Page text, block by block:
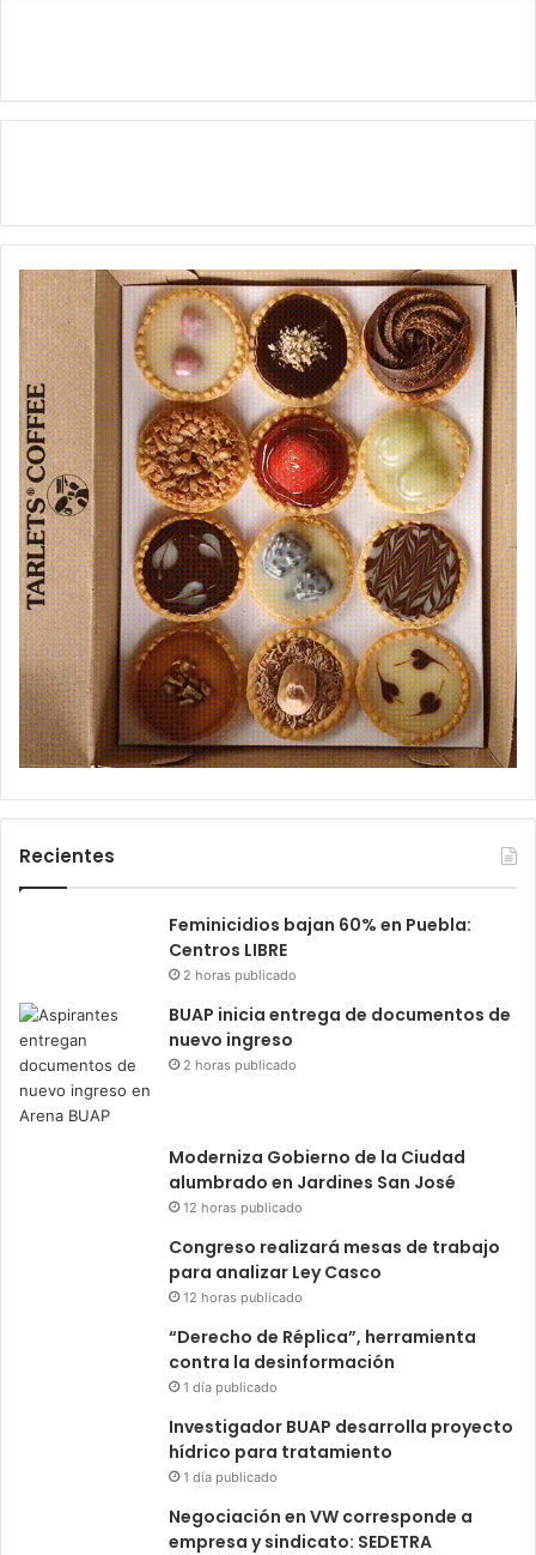
Recientes
Feminicidios bajan 60% en Puebla:
Centros LIBRE
2 horas publicado
BUAP inicia entrega de documentos de
nuevo ingreso
2 horas publicado
Moderniza Gobierno de la Ciudad
alumbrado en Jardines San José
12 horas publicado
Congreso realizará mesas de trabajo
para analizar Ley Casco
12 horas publicado
“Derecho de Réplica”, herramienta
contra la desinformación
1 día publicado
Investigador BUAP desarrolla proyecto
hídrico para tratamiento
1 día publicado
Negociación en VW corresponde a
empresa y sindicato: SEDETRA